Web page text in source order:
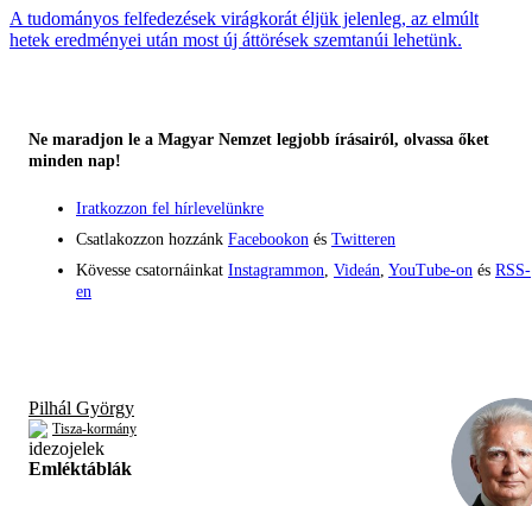
A tudományos felfedezések virágkorát éljük jelenleg, az elmúlt
hetek eredményei után most új áttörések szemtanúi lehetünk.
Ne maradjon le a Magyar Nemzet legjobb írásairól, olvassa őket
minden nap!
Iratkozzon fel hírlevelünkre
Csatlakozzon hozzánk Facebookon és Twitteren
Kövesse csatornáinkat Instagrammon Videán YouTube-on és RSS-
en
Pilhál György
Tisza-kormány
Emléktáblák